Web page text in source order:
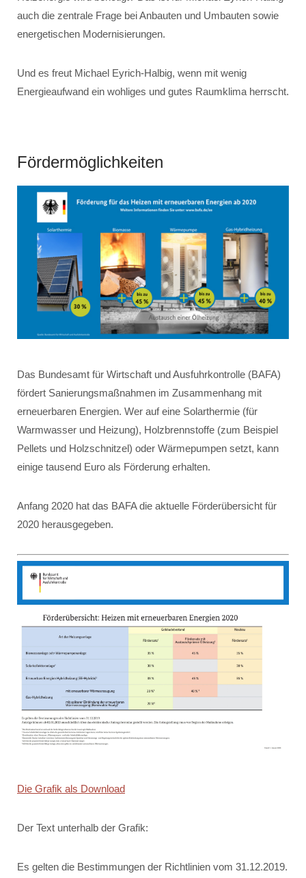
auch die zentrale Frage bei Anbauten und Umbauten sowie
energetischen Modernisierungen.
Und es freut Michael Eyrich-Halbig, wenn mit wenig
Energieaufwand ein wohliges und gutes Raumklima herrscht.
Fördermöglichkeiten
Das Bundesamt für Wirtschaft und Ausfuhrkontrolle (BAFA)
fördert Sanierungsmaßnahmen im Zusammenhang mit
erneuerbaren Energien. Wer auf eine Solarthermie (für
Warmwasser und Heizung), Holzbrennstoffe (zum Beispiel
Pellets und Holzschnitzel) oder Wärmepumpen setzt, kann
einige tausend Euro als Förderung erhalten.
Anfang 2020 hat das BAFA die aktuelle Förderübersicht für
2020 herausgegeben.
Die Grafik als Download
Der Text unterhalb der Grafik:
Es gelten die Bestimmungen der Richtlinien vom 31.12.2019.